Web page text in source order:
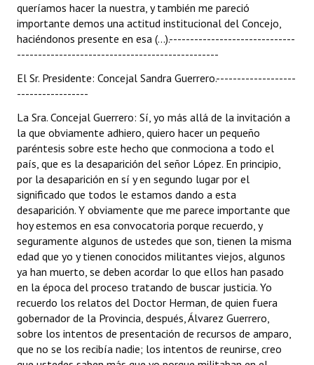
queríamos hacer la nuestra, y también me pareció
importante demos una actitud institucional del Concejo,
haciéndonos presente en esa (...).------------------------------
------------------------------------------------
El Sr. Presidente: Concejal Sandra Guerrero.-------------------
-----------------
La Sra. Concejal Guerrero: Sí, yo más allá de la invitación a
la que obviamente adhiero, quiero hacer un pequeño
paréntesis sobre este hecho que conmociona a todo el
país, que es la desaparición del señor López. En principio,
por la desaparición en sí y en segundo lugar por el
significado que todos le estamos dando a esta
desaparición. Y obviamente que me parece importante que
hoy estemos en esa convocatoria porque recuerdo, y
seguramente algunos de ustedes que son, tienen la misma
edad que yo y tienen conocidos militantes viejos, algunos
ya han muerto, se deben acordar lo que ellos han pasado
en la época del proceso tratando de buscar justicia. Yo
recuerdo los relatos del Doctor Herman, de quien fuera
gobernador de la Provincia, después, Álvarez Guerrero,
sobre los intentos de presentación de recursos de amparo,
que no se los recibía nadie; los intentos de reunirse, creo